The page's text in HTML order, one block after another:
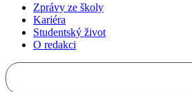
Zprávy ze školy
Kariéra
Studentský život
O redakci